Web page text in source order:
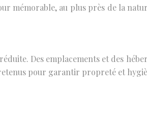
mémorable, au plus près de la
Des emplacements et des
pour garantir propreté et